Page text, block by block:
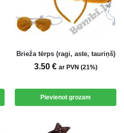
Brieža tērps (ragi, aste, tauriņš)
3.50 € ar PVN (21%)
Pievienot grozam